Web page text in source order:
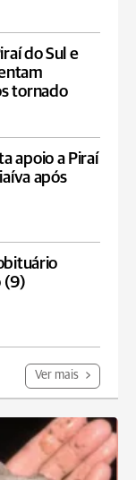
do Sul e
tornado
apoio a Piraí
após
(9)
Ver mais